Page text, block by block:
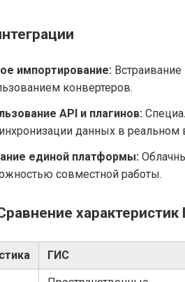
импортирование:
конвертеров.
API и плагинов:
данных в реальном
единой платформы:
совместной работы.
характеристик
ГИС